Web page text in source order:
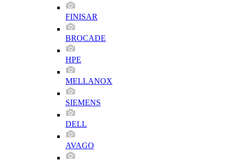
FINISAR
BROCADE
HPE
MELLANOX
SIEMENS
DELL
AVAGO